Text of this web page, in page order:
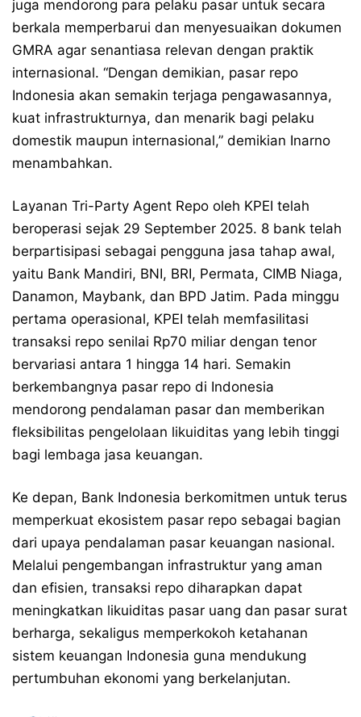
juga mendorong para pelaku pasar untuk secara
berkala memperbarui dan menyesuaikan dokumen
GMRA agar senantiasa relevan dengan praktik
internasional. “Dengan demikian, pasar repo
Indonesia akan semakin terjaga pengawasannya,
kuat infrastrukturnya, dan menarik bagi pelaku
domestik maupun internasional,” demikian Inarno
menambahkan.
Layanan Tri-Party Agent Repo oleh KPEI telah
beroperasi sejak 29 September 2025. 8 bank telah
berpartisipasi sebagai pengguna jasa tahap awal,
yaitu Bank Mandiri, BNI, BRI, Permata, CIMB Niaga,
Danamon, Maybank, dan BPD Jatim. Pada minggu
pertama operasional, KPEI telah memfasilitasi
transaksi repo senilai Rp70 miliar dengan tenor
bervariasi antara 1 hingga 14 hari. Semakin
berkembangnya pasar repo di Indonesia
mendorong pendalaman pasar dan memberikan
fleksibilitas pengelolaan likuiditas yang lebih tinggi
bagi lembaga jasa keuangan.
Ke depan, Bank Indonesia berkomitmen untuk terus
memperkuat ekosistem pasar repo sebagai bagian
dari upaya pendalaman pasar keuangan nasional.
Melalui pengembangan infrastruktur yang aman
dan efisien, transaksi repo diharapkan dapat
meningkatkan likuiditas pasar uang dan pasar surat
berharga, sekaligus memperkokoh ketahanan
sistem keuangan Indonesia guna mendukung
pertumbuhan ekonomi yang berkelanjutan.